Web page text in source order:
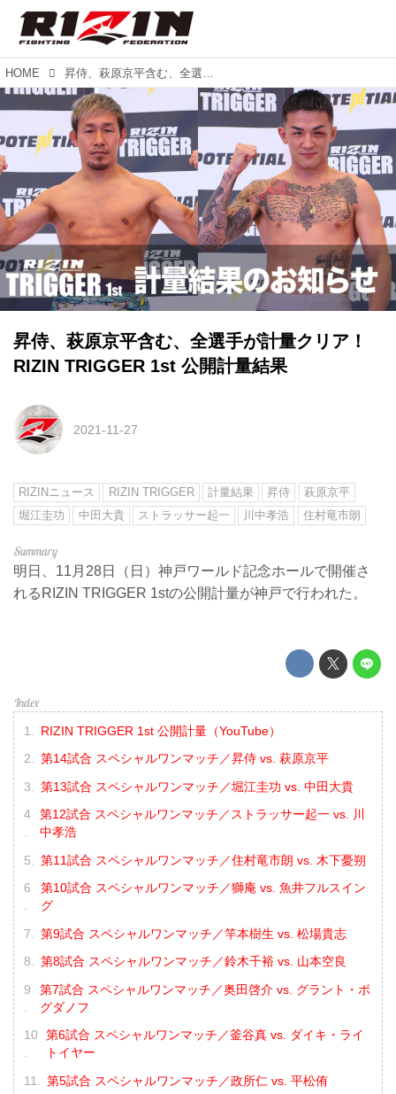
HOME 昇侍、萩原京平含む、全選手が計量クリア！RIZIN TRIGGER 1st 公開計量結果
昇侍、萩原京平含む、全選手が計量クリア！
RIZIN TRIGGER 1st 公開計量結果
2021-11-27
RIZINニュース RIZIN TRIGGER 計量結果 昇侍
萩原京平
堀江圭功
中田大貴 ストラッサー起一 川中孝浩 住村竜市朗
明日、11月28日（日）神戸ワールド記念ホールで開催さ
れるRIZIN TRIGGER 1stの公開計量が神戸で行われた。
RIZIN TRIGGER 1st 公開計量（YouTube）
第14試合 スペシャルワンマッチ／昇侍 vs. 萩原京平
第13試合 スペシャルワンマッチ／堀江圭功 vs. 中田大貴
第12試合 スペシャルワンマッチ／ストラッサー起一 vs. 川
中孝浩
第11試合 スペシャルワンマッチ／住村竜市朗 vs. 木下憂朔
第10試合 スペシャルワンマッチ／獅庵 vs. 魚井フルスイン
グ
第9試合 スペシャルワンマッチ／竿本樹生 vs. 松場貴志
第8試合 スペシャルワンマッチ／鈴木千裕 vs. 山本空良
第7試合 スペシャルワンマッチ／奥田啓介 vs. グラント・ボ
グダノフ
第6試合 スペシャルワンマッチ／釜谷真 vs. ダイキ・ライ
トイヤー
第5試合 スペシャルワンマッチ／政所仁 vs. 平松侑